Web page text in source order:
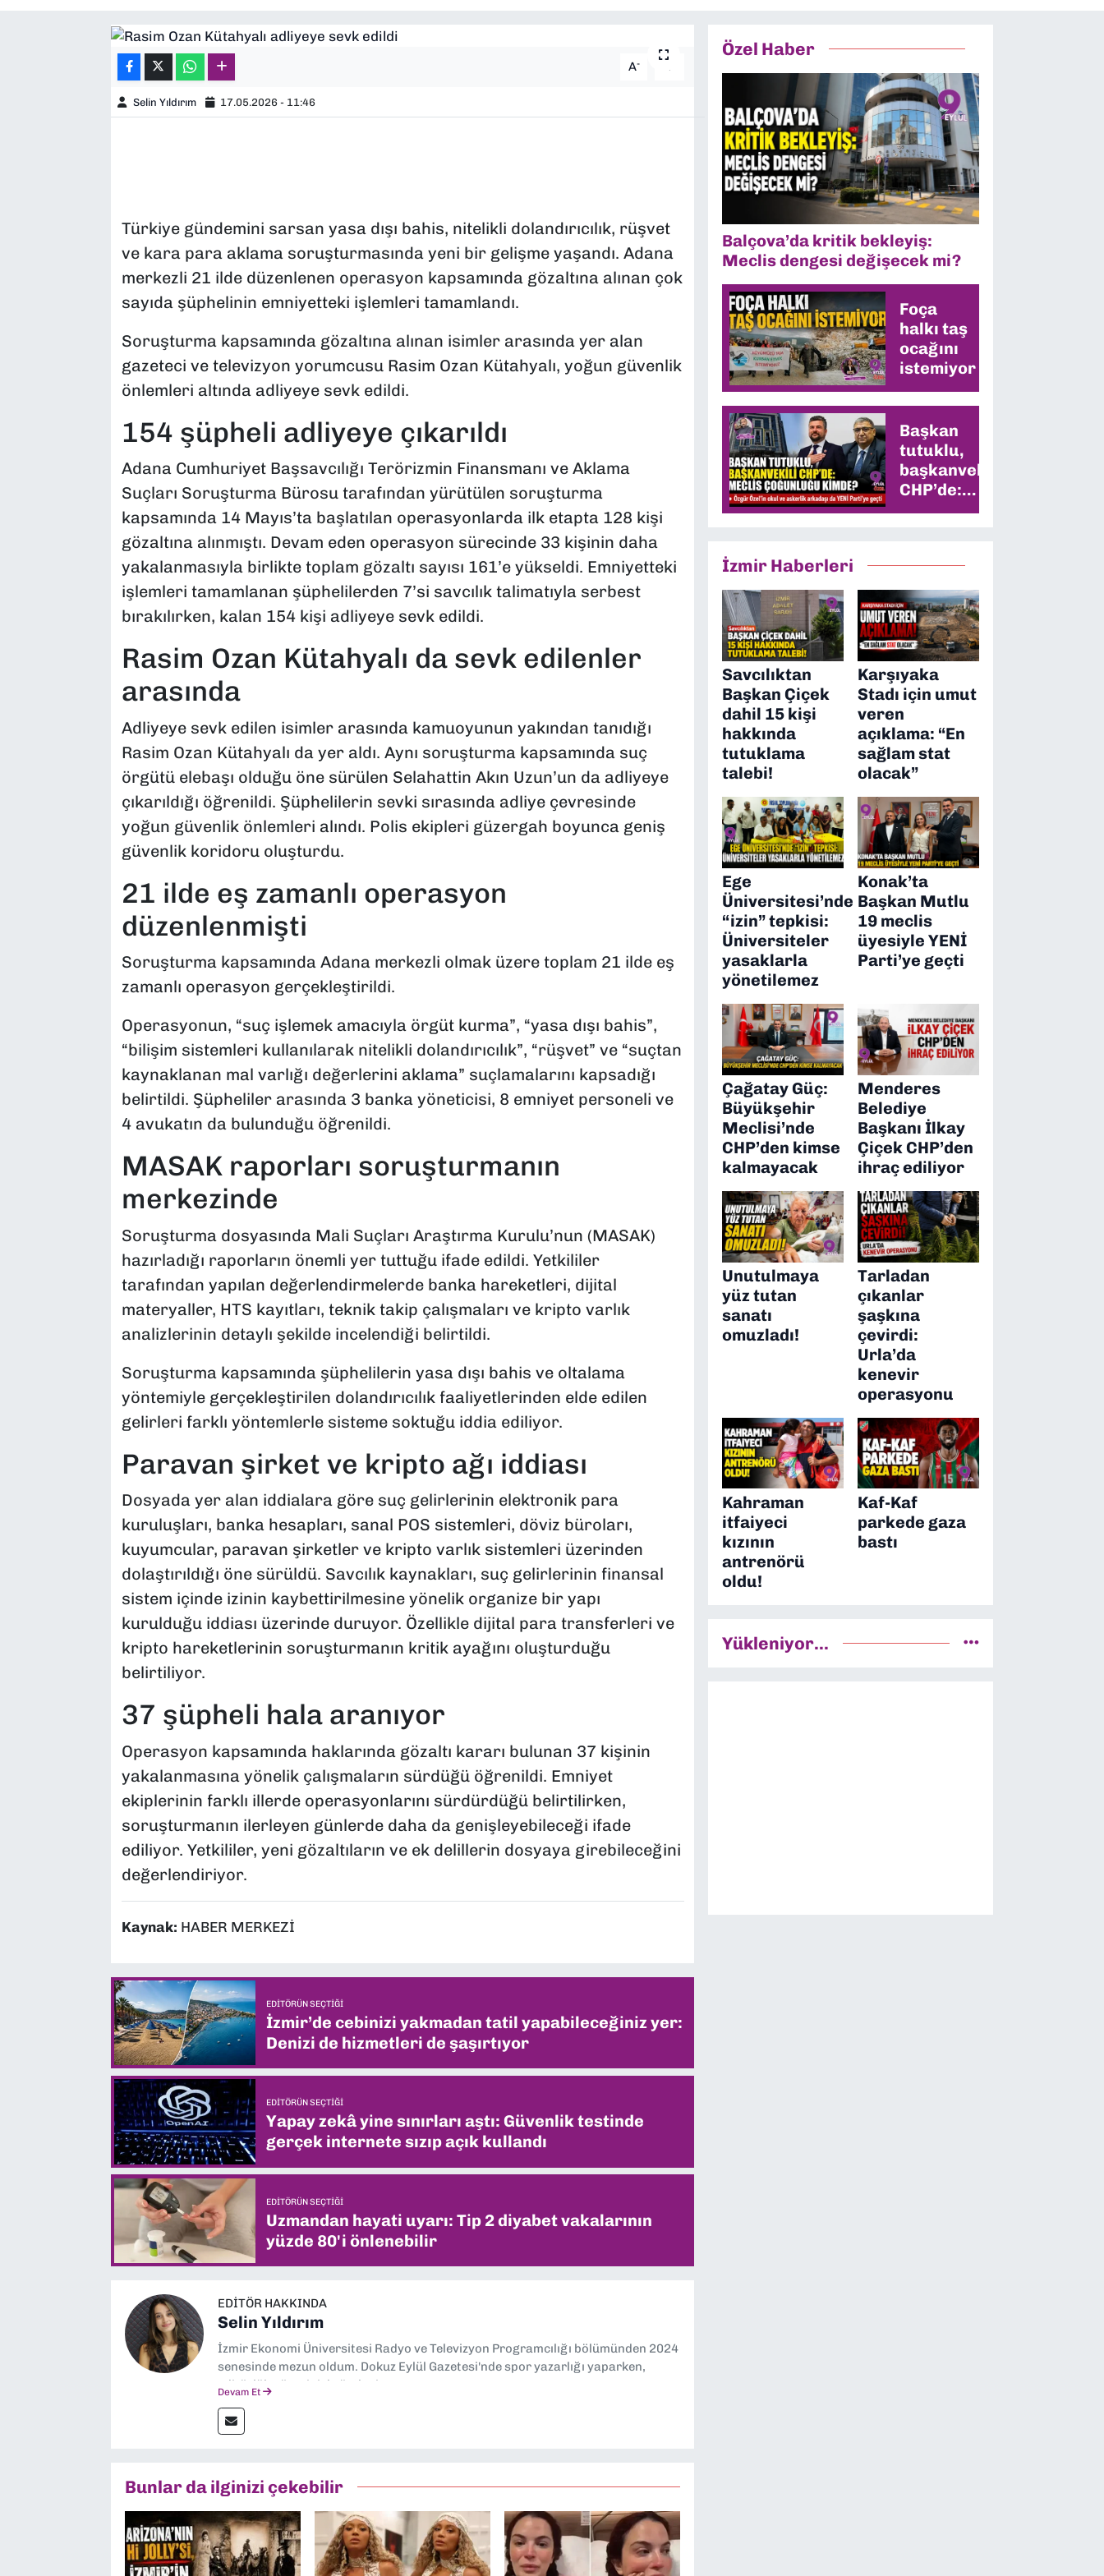
A- A
Selin Yıldırım 17.05.2026 - 11:46
Türkiye gündemini sarsan yasa dışı bahis, nitelikli dolandırıcılık, rüşvet
ve kara para aklama soruşturmasında yeni bir gelişme yaşandı. Adana
merkezli 21 ilde düzenlenen operasyon kapsamında gözaltına alınan çok
sayıda şüphelinin emniyetteki işlemleri tamamlandı.
Soruşturma kapsamında gözaltına alınan isimler arasında yer alan
gazeteci ve televizyon yorumcusu Rasim Ozan Kütahyalı, yoğun güvenlik
önlemleri altında adliyeye sevk edildi.
154 şüpheli adliyeye çıkarıldı
Adana Cumhuriyet Başsavcılığı Terörizmin Finansmanı ve Aklama
Suçları Soruşturma Bürosu tarafından yürütülen soruşturma
kapsamında 14 Mayıs’ta başlatılan operasyonlarda ilk etapta 128 kişi
gözaltına alınmıştı. Devam eden operasyon sürecinde 33 kişinin daha
yakalanmasıyla birlikte toplam gözaltı sayısı 161’e yükseldi. Emniyetteki
işlemleri tamamlanan şüphelilerden 7’si savcılık talimatıyla serbest
bırakılırken, kalan 154 kişi adliyeye sevk edildi.
Rasim Ozan Kütahyalı da sevk edilenler
arasında
Adliyeye sevk edilen isimler arasında kamuoyunun yakından tanıdığı
Rasim Ozan Kütahyalı da yer aldı. Aynı soruşturma kapsamında suç
örgütü elebaşı olduğu öne sürülen Selahattin Akın Uzun’un da adliyeye
çıkarıldığı öğrenildi. Şüphelilerin sevki sırasında adliye çevresinde
yoğun güvenlik önlemleri alındı. Polis ekipleri güzergah boyunca geniş
güvenlik koridoru oluşturdu.
21 ilde eş zamanlı operasyon
düzenlenmişti
Soruşturma kapsamında Adana merkezli olmak üzere toplam 21 ilde eş
zamanlı operasyon gerçekleştirildi.
Operasyonun, “suç işlemek amacıyla örgüt kurma”, “yasa dışı bahis”,
“bilişim sistemleri kullanılarak nitelikli dolandırıcılık”, “rüşvet” ve “suçtan
kaynaklanan mal varlığı değerlerini aklama” suçlamalarını kapsadığı
belirtildi. Şüpheliler arasında 3 banka yöneticisi, 8 emniyet personeli ve
4 avukatın da bulunduğu öğrenildi.
MASAK raporları soruşturmanın
merkezinde
Soruşturma dosyasında Mali Suçları Araştırma Kurulu’nun (MASAK)
hazırladığı raporların önemli yer tuttuğu ifade edildi. Yetkililer
tarafından yapılan değerlendirmelerde banka hareketleri, dijital
materyaller, HTS kayıtları, teknik takip çalışmaları ve kripto varlık
analizlerinin detaylı şekilde incelendiği belirtildi.
Soruşturma kapsamında şüphelilerin yasa dışı bahis ve oltalama
yöntemiyle gerçekleştirilen dolandırıcılık faaliyetlerinden elde edilen
gelirleri farklı yöntemlerle sisteme soktuğu iddia ediliyor.
Paravan şirket ve kripto ağı iddiası
Dosyada yer alan iddialara göre suç gelirlerinin elektronik para
kuruluşları, banka hesapları, sanal POS sistemleri, döviz büroları,
kuyumcular, paravan şirketler ve kripto varlık sistemleri üzerinden
dolaştırıldığı öne sürüldü. Savcılık kaynakları, suç gelirlerinin finansal
sistem içinde izinin kaybettirilmesine yönelik organize bir yapı
kurulduğu iddiası üzerinde duruyor. Özellikle dijital para transferleri ve
kripto hareketlerinin soruşturmanın kritik ayağını oluşturduğu
belirtiliyor.
37 şüpheli hala aranıyor
Operasyon kapsamında haklarında gözaltı kararı bulunan 37 kişinin
yakalanmasına yönelik çalışmaların sürdüğü öğrenildi. Emniyet
ekiplerinin farklı illerde operasyonlarını sürdürdüğü belirtilirken,
soruşturmanın ilerleyen günlerde daha da genişleyebileceği ifade
ediliyor. Yetkililer, yeni gözaltıların ve ek delillerin dosyaya girebileceğini
değerlendiriyor.
Kaynak: HABER MERKEZİ
EDITÖRÜN SEÇTIĞI
İzmir’de cebinizi yakmadan tatil yapabileceğiniz yer:
Denizi de hizmetleri de şaşırtıyor
EDITÖRÜN SEÇTIĞI
Yapay zekâ yine sınırları aştı: Güvenlik testinde
gerçek internete sızıp açık kullandı
EDITÖRÜN SEÇTIĞI
Uzmandan hayati uyarı: Tip 2 diyabet vakalarının
yüzde 80'i önlenebilir
EDITÖR HAKKINDA
Selin Yıldırım
İzmir Ekonomi Üniversitesi Radyo ve Televizyon Programcılığı bölümünden 2024
senesinde mezun oldum. Dokuz Eylül Gazetesi'nde spor yazarlığı yaparken,
editörlük görevini de üstleniyorum.
Devam Et
Bunlar da ilginizi çekebilir
Özel Haber
Balçova’da kritik bekleyiş:
Meclis dengesi değişecek mi?
Foça
halkı taş
ocağını
istemiyor
Başkan
tutuklu,
başkanvekili
CHP’de:
Meclis
İzmir Haberleri
Savcılıktan
Başkan Çiçek
dahil 15 kişi
hakkında
tutuklama
talebi!
Karşıyaka
Stadı için umut
veren
açıklama: “En
sağlam stat
olacak”
Ege
Üniversitesi’nde
“izin” tepkisi:
Üniversiteler
yasaklarla
yönetilemez
Konak’ta
Başkan Mutlu
19 meclis
üyesiyle YENİ
Parti’ye geçti
Çağatay Güç:
Büyükşehir
Meclisi’nde
CHP’den kimse
kalmayacak
Menderes
Belediye
Başkanı İlkay
Çiçek CHP’den
ihraç ediliyor
Unutulmaya
yüz tutan
sanatı
omuzladı!
Tarladan
çıkanlar
şaşkına
çevirdi:
Urla’da
kenevir
operasyonu
Kahraman
itfaiyeci
kızının
antrenörü
oldu!
Kaf-Kaf
parkede gaza
bastı
Yükleniyor...
TEKNOLOJİ